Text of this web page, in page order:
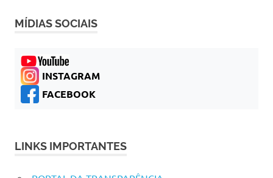
MÍDIAS SOCIAIS
INSTAGRAM
FACEBOOK
LINKS IMPORTANTES